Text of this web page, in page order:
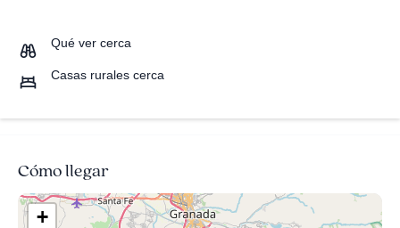
Qué ver cerca
Casas rurales cerca
Cómo llegar
+